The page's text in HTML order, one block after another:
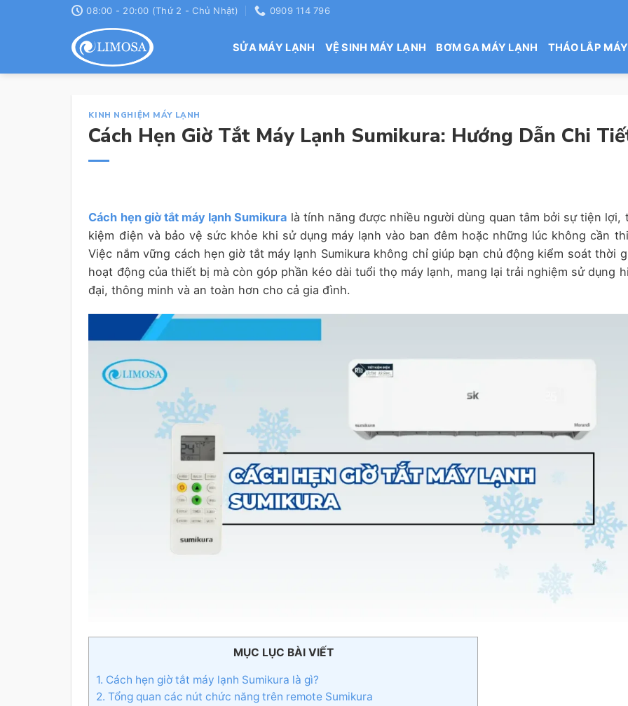
08:00 - 20:00 (Thứ 2 - Chủ Nhật) 0909 114 796
SỬA MÁY LẠNH VỆ SINH MÁY LẠNH BƠM GA MÁY LẠNH THÁO LẮP
KINH NGHIỆM MÁY LẠNH
Cách Hẹn Giờ Tắt Máy Lạnh Sumikura: Hướng Dẫn Chi
Cách hẹn giờ tắt máy lạnh Sumikura là tính năng được nhiều người dùng quan tâm bởi sự tiện lợi,
kiệm điện và bảo vệ sức khỏe khi sử dụng máy lạnh vào ban đêm hoặc những lúc không cần
Việc nắm vững cách hẹn giờ tắt máy lạnh Sumikura không chỉ giúp bạn chủ động kiểm soát thời
hoạt động của thiết bị mà còn góp phần kéo dài tuổi thọ máy lạnh, mang lại trải nghiệm sử dụng
đại, thông minh và an toàn hơn cho cả gia đình.
MỤC LỤC BÀI VIẾT
1. Cách hẹn giờ tắt máy lạnh Sumikura là gì?
2. Tổng quan các nút chức năng trên remote Sumikura